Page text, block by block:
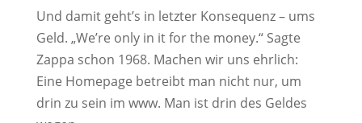
Und damit geht’s in letzter Konsequenz – ums
Geld. „We’re only in it for the money.“ Sagte
Zappa schon 1968. Machen wir uns ehrlich:
Eine Homepage betreibt man nicht nur, um
drin zu sein im www. Man ist drin des Geldes